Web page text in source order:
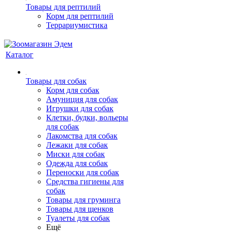
Товары для рептилий
Корм для рептилий
Террариумистика
Каталог
Товары для собак
Корм для собак
Амуниция для собак
Игрушки для собак
Клетки, будки, вольеры
для собак
Лакомства для собак
Лежаки для собак
Миски для собак
Одежда для собак
Переноски для собак
Средства гигиены для
собак
Товары для груминга
Товары для щенков
Туалеты для собак
Ещё